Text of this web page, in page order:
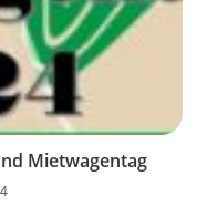
Mietwagentag